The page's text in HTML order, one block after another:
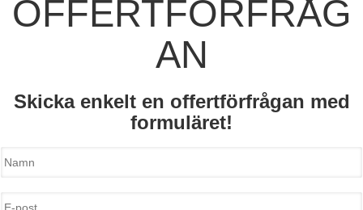
OFFERTFÖRFRÅG
AN
Skicka enkelt en offertförfrågan med
formuläret!